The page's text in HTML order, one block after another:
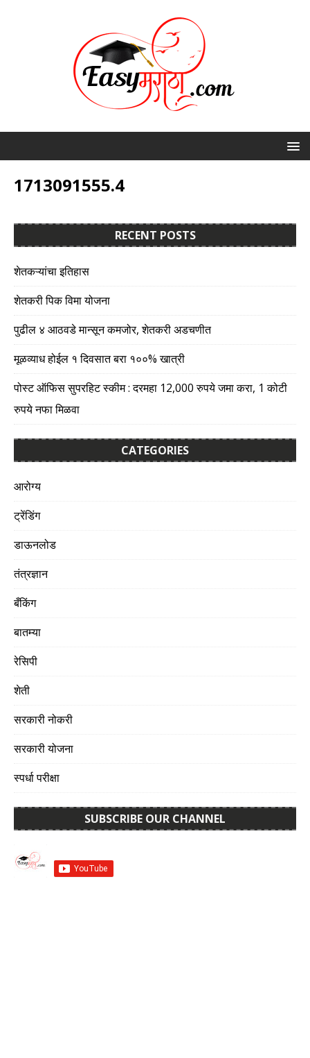
1713091555.4
RECENT POSTS
शेतकऱ्यांचा इतिहास
शेतकरी पिक विमा योजना
पुढील ४ आठवडे मान्सून कमजोर, शेतकरी अडचणीत
मूळव्याध होईल १ दिवसात बरा १००% खात्री
पोस्ट ऑफिस सुपरहिट स्कीम : दरमहा 12,000 रुपये जमा करा, 1 कोटी
रुपये नफा मिळवा
CATEGORIES
आरोग्य
ट्रेंडिंग
डाऊनलोड
तंत्रज्ञान
बँकिंग
बातम्या
रेसिपी
शेती
सरकारी नोकरी
सरकारी योजना
स्पर्धा परीक्षा
SUBSCRIBE OUR CHANNEL